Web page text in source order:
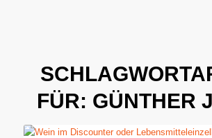
FÜR: GÜNTHER